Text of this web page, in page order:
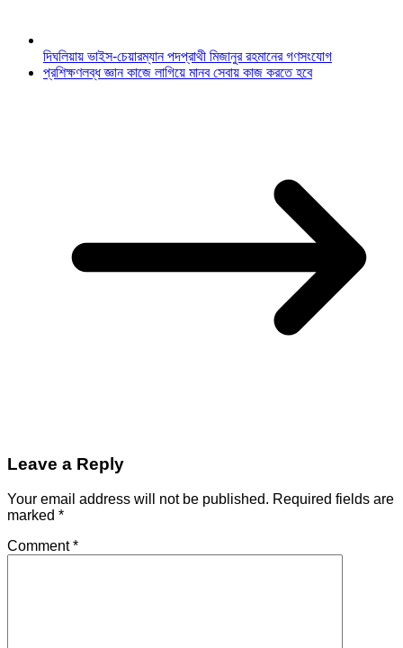
দিঘলিয়ায় ভাইস-চেয়ারম্যান পদপ্রাথী মিজানুর রহমানের গণসংযোগ
প্রশিক্ষণলব্ধ জ্ঞান কাজে লাগিয়ে মানব সেবায় কাজ করতে হবে
Leave a Reply
Your email address will not be published. Required fields are
marked *
Comment*